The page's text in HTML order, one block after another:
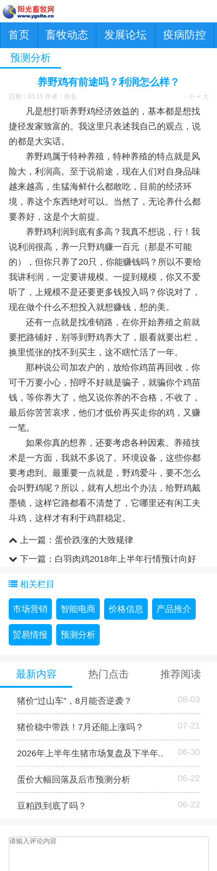
首页 畜牧动态 发展论坛 疫病防控
预测分析
养野鸡有前途吗？利润怎么样？
日期：03-15 作者：佚名 - 小 + 大
凡是想打听养野鸡经济效益的，基本都是想找
捷径发家致富的。我这里只表述我自己的观点，说
的都是大实话。
养野鸡属于特种养殖，特种养殖的特点就是风
险大，利润高。至于说前途，现在人们对自身品味
越来越高，生猛海鲜什么都敢吃，目前的经济环
境，养这个东西绝对可以。当然了，无论养什么都
要养好，这是个大前提。
养野鸡利润到底有多高？我真不想说，行！我
说利润很高，养一只野鸡赚一百元（那是不可能
的），但你只养了20只，你能赚钱吗？所以不要给
我讲利润，一定要讲规模。一提到规模，你又不爱
听了，上规模不是还要更多钱投入吗？你说对了，
现在做个什么不想投入就想赚钱，想的美。
还有一点就是找准销路，在你开始养殖之前就
要把路铺好，别等到野鸡养大了，眼看就要出栏，
换里慌张的找不到买主，这不瞎忙活了一年。
那种说公司加农户的，放给你鸡苗再回收，你
可千万要小心，招呼不好就是骗子，就骗你个鸡苗
钱，等你养大了，他又说你养的不合格，不收了，
最后你苦苦哀求，他们才低价再买走你的鸡，又赚
一笔。
如果你真的想养，还要考虑各种因素。养殖技
术是一方面，我就不多说了。环境设备，这些你都
要考虑到。最重要一点就是，野鸡爱斗，要不怎么
会叫野鸡呢？所以，就有人想出个办法，给野鸡戴
墨镜，这样它路都看不清楚了，它哪里还有闲工夫
斗鸡，这样才有利于鸡群稳定。
上一篇： 蛋价跌涨的大致规律
下一篇： 白羽肉鸡2018年上半年行情预计向好
相关栏目
市场营销 智能电商 价格信息 产品推介
贸易情报 预测分析
最新内容 热门点击 推荐阅读
猪价“过山车”，8月能否逆袭？ 08-03
猪价稳中带跌！7月还能上涨吗？ 07-21
2026年上半年生猪市场复盘及下半年.. 06-30
蛋价大幅回落及后市预测分析 06-22
豆粕跌到底了吗？ 06-22